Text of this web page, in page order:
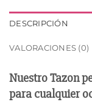
DESCRIPCIÓN
VALORACIONES (0)
NuestroTazon
para cualquier